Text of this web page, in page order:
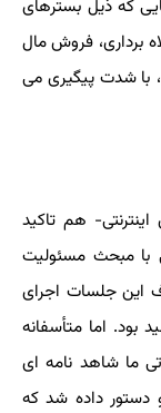
که ذیل بسترهای
برداری، فروش مال
با شدت پیگیری می
هم تاکید
با مبحث مسئولیت
این جلسات اجرای
بود. اما متأسفانه
ما شاهد نامه ای
دستور داده شد که